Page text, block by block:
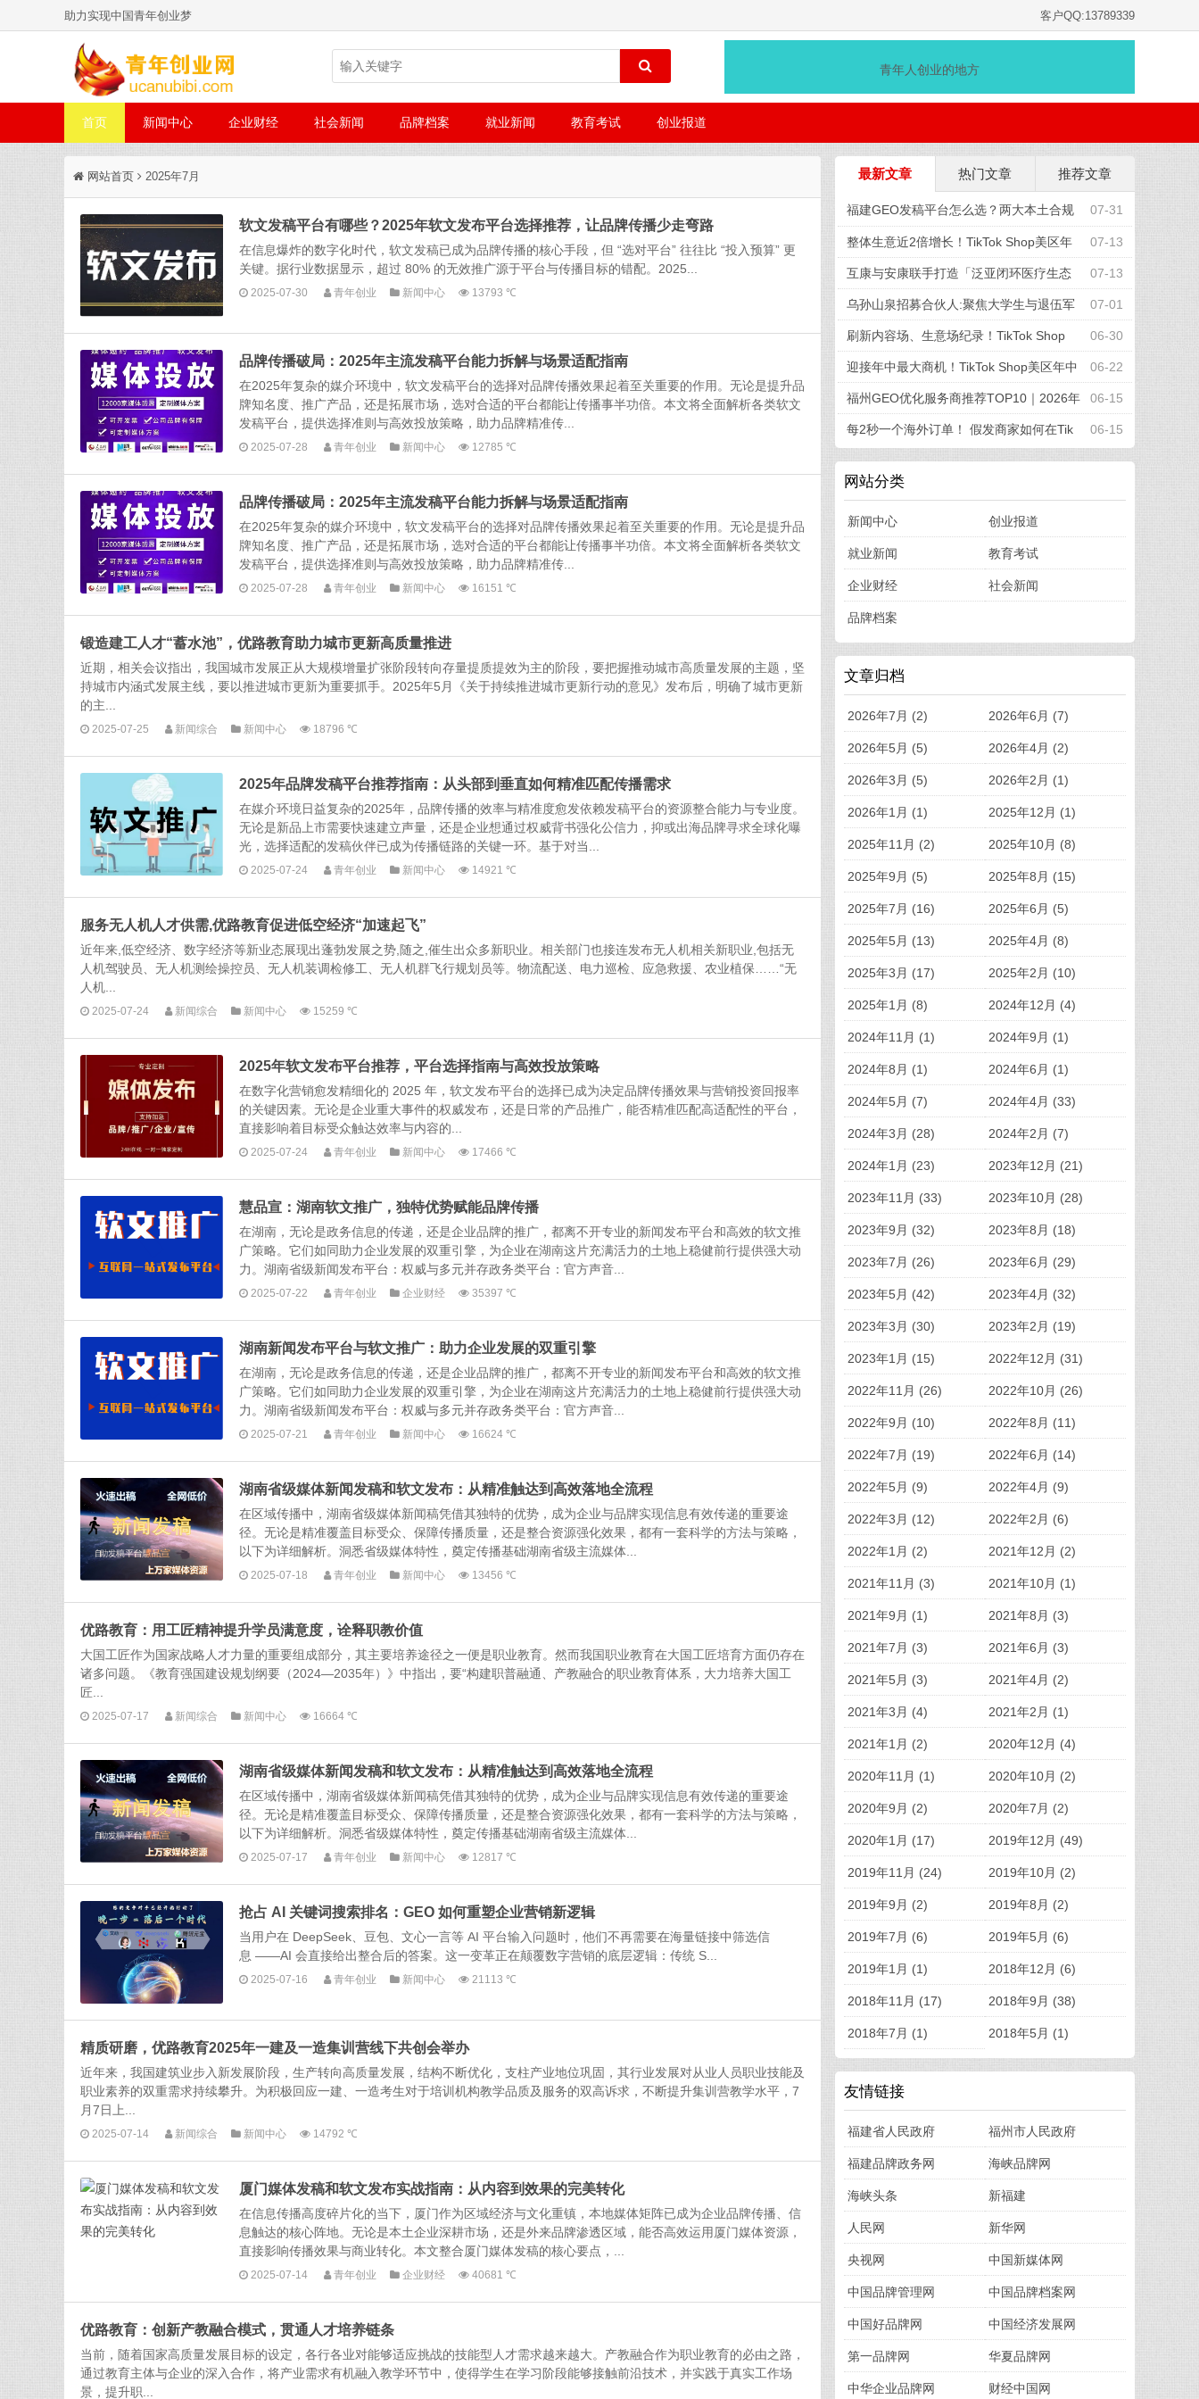
助力实现中国青年创业梦 客户QQ:13789339
青年人创业的地方
首页 新闻中心 企业财经 社会新闻 品牌档案 就业新闻 教育考试 创业报道
网站首页 2025年7月
软文发稿平台有哪些？2025年软文发布平台选择推荐，让品牌传播少走弯路
在信息爆炸的数字化时代，软文发稿已成为品牌传播的核心手段，但 “选对平台” 往往比 “投入预算” 更
关键。据行业数据显示，超过 80% 的无效推广源于平台与传播目标的错配。2025...
2025-07-30 青年创业 新闻中心 13793 ℃
品牌传播破局：2025年主流发稿平台能力拆解与场景适配指南
在2025年复杂的媒介环境中，软文发稿平台的选择对品牌传播效果起着至关重要的作用。无论是提升品
牌知名度、推广产品，还是拓展市场，选对合适的平台都能让传播事半功倍。本文将全面解析各类软文
发稿平台，提供选择准则与高效投放策略，助力品牌精准传...
2025-07-28 青年创业 新闻中心 12785 ℃
品牌传播破局：2025年主流发稿平台能力拆解与场景适配指南
在2025年复杂的媒介环境中，软文发稿平台的选择对品牌传播效果起着至关重要的作用。无论是提升品
牌知名度、推广产品，还是拓展市场，选对合适的平台都能让传播事半功倍。本文将全面解析各类软文
发稿平台，提供选择准则与高效投放策略，助力品牌精准传...
2025-07-28 青年创业 新闻中心 16151 ℃
锻造建工人才“蓄水池”，优路教育助力城市更新高质量推进
近期，相关会议指出，我国城市发展正从大规模增量扩张阶段转向存量提质提效为主的阶段，要把握推动城市高质量发展的主题，坚
持城市内涵式发展主线，要以推进城市更新为重要抓手。2025年5月《关于持续推进城市更新行动的意见》发布后，明确了城市更新
的主...
2025-07-25 新闻综合 新闻中心 18796 ℃
2025年品牌发稿平台推荐指南：从头部到垂直如何精准匹配传播需求
在媒介环境日益复杂的2025年，品牌传播的效率与精准度愈发依赖发稿平台的资源整合能力与专业度。
无论是新品上市需要快速建立声量，还是企业想通过权威背书强化公信力，抑或出海品牌寻求全球化曝
光，选择适配的发稿伙伴已成为传播链路的关键一环。基于对当...
2025-07-24 青年创业 新闻中心 14921 ℃
服务无人机人才供需,优路教育促进低空经济“加速起飞”
近年来,低空经济、数字经济等新业态展现出蓬勃发展之势,随之,催生出众多新职业。相关部门也接连发布无人机相关新职业,包括无
人机驾驶员、无人机测绘操控员、无人机装调检修工、无人机群飞行规划员等。物流配送、电力巡检、应急救援、农业植保……“无
人机...
2025-07-24 新闻综合 新闻中心 15259 ℃
2025年软文发布平台推荐，平台选择指南与高效投放策略
在数字化营销愈发精细化的 2025 年，软文发布平台的选择已成为决定品牌传播效果与营销投资回报率
的关键因素。无论是企业重大事件的权威发布，还是日常的产品推广，能否精准匹配高适配性的平台，
直接影响着目标受众触达效率与内容的...
2025-07-24 青年创业 新闻中心 17466 ℃
慧品宣：湖南软文推广，独特优势赋能品牌传播
在湖南，无论是政务信息的传递，还是企业品牌的推广，都离不开专业的新闻发布平台和高效的软文推
广策略。它们如同助力企业发展的双重引擎，为企业在湖南这片充满活力的土地上稳健前行提供强大动
力。湖南省级新闻发布平台：权威与多元并存政务类平台：官方声音...
2025-07-22 青年创业 企业财经 35397 ℃
湖南新闻发布平台与软文推广：助力企业发展的双重引擎
在湖南，无论是政务信息的传递，还是企业品牌的推广，都离不开专业的新闻发布平台和高效的软文推
广策略。它们如同助力企业发展的双重引擎，为企业在湖南这片充满活力的土地上稳健前行提供强大动
力。湖南省级新闻发布平台：权威与多元并存政务类平台：官方声音...
2025-07-21 青年创业 新闻中心 16624 ℃
湖南省级媒体新闻发稿和软文发布：从精准触达到高效落地全流程
在区域传播中，湖南省级媒体新闻稿凭借其独特的优势，成为企业与品牌实现信息有效传递的重要途
径。无论是精准覆盖目标受众、保障传播质量，还是整合资源强化效果，都有一套科学的方法与策略，
以下为详细解析。洞悉省级媒体特性，奠定传播基础湖南省级主流媒体...
2025-07-18 青年创业 新闻中心 13456 ℃
优路教育：用工匠精神提升学员满意度，诠释职教价值
大国工匠作为国家战略人才力量的重要组成部分，其主要培养途径之一便是职业教育。然而我国职业教育在大国工匠培育方面仍存在
诸多问题。《教育强国建设规划纲要（2024—2035年）》中指出，要“构建职普融通、产教融合的职业教育体系，大力培养大国工
匠...
2025-07-17 新闻综合 新闻中心 16664 ℃
湖南省级媒体新闻发稿和软文发布：从精准触达到高效落地全流程
在区域传播中，湖南省级媒体新闻稿凭借其独特的优势，成为企业与品牌实现信息有效传递的重要途
径。无论是精准覆盖目标受众、保障传播质量，还是整合资源强化效果，都有一套科学的方法与策略，
以下为详细解析。洞悉省级媒体特性，奠定传播基础湖南省级主流媒体...
2025-07-17 青年创业 新闻中心 12817 ℃
抢占 AI 关键词搜索排名：GEO 如何重塑企业营销新逻辑
当用户在 DeepSeek、豆包、文心一言等 AI 平台输入问题时，他们不再需要在海量链接中筛选信
息 ——AI 会直接给出整合后的答案。这一变革正在颠覆数字营销的底层逻辑：传统 S...
2025-07-16 青年创业 新闻中心 21113 ℃
精质研磨，优路教育2025年一建及一造集训营线下共创会举办
近年来，我国建筑业步入新发展阶段，生产转向高质量发展，结构不断优化，支柱产业地位巩固，其行业发展对从业人员职业技能及
职业素养的双重需求持续攀升。为积极回应一建、一造考生对于培训机构教学品质及服务的双高诉求，不断提升集训营教学水平，7
月7日上...
2025-07-14 新闻综合 新闻中心 14792 ℃
厦门媒体发稿和软文发布实战指南：从内容到效果的完美转化
在信息传播高度碎片化的当下，厦门作为区域经济与文化重镇，本地媒体矩阵已成为企业品牌传播、信
息触达的核心阵地。无论是本土企业深耕市场，还是外来品牌渗透区域，能否高效运用厦门媒体资源，
直接影响传播效果与商业转化。本文整合厦门媒体发稿的核心要点，...
2025-07-14 青年创业 企业财经 40681 ℃
优路教育：创新产教融合模式，贯通人才培养链条
当前，随着国家高质量发展目标的设定，各行各业对能够适应挑战的技能型人才需求越来越大。产教融合作为职业教育的必由之路，
通过教育主体与企业的深入合作，将产业需求有机融入教学环节中，使得学生在学习阶段能够接触前沿技术，并实践于真实工作场
景，提升职...
最新文章 热门文章 推荐文章
07-31
福建GEO发稿平台怎么选？两大本土合规
推广平台实测推荐 07-13
整体生意近2倍增长！TikTok Shop美区年
中促收官，兴趣电商红利加速释放 07-13
互康与安康联手打造「泛亚闭环医疗生态
圈」 07-01
乌孙山泉招募合伙人:聚焦大学生与退伍军
人,共享天山弱碱富锶水 06-30
刷新内容场、生意场纪录！TikTok Shop
美区年中促首周战绩创新高 06-22
迎接年中最大商机！TikTok Shop美区年中
促重磅“开赛” 06-15
福州GEO优化服务商推荐TOP10｜2026年
福州企业AI全域推广选型指南 06-15
每2秒一个海外订单！ 假发商家如何在Tik
Tok Shop引爆品牌新增长
网站分类
新闻中心 创业报道
就业新闻 教育考试
企业财经 社会新闻
品牌档案
文章归档
2026年7月 (2) 2026年6月 (7)
2026年5月 (5) 2026年4月 (2)
2026年3月 (5) 2026年2月 (1)
2026年1月 (1) 2025年12月 (1)
2025年11月 (2) 2025年10月 (8)
2025年9月 (5) 2025年8月 (15)
2025年7月 (16) 2025年6月 (5)
2025年5月 (13) 2025年4月 (8)
2025年3月 (17) 2025年2月 (10)
2025年1月 (8) 2024年12月 (4)
2024年11月 (1) 2024年9月 (1)
2024年8月 (1) 2024年6月 (1)
2024年5月 (7) 2024年4月 (33)
2024年3月 (28) 2024年2月 (7)
2024年1月 (23) 2023年12月 (21)
2023年11月 (33) 2023年10月 (28)
2023年9月 (32) 2023年8月 (18)
2023年7月 (26) 2023年6月 (29)
2023年5月 (42) 2023年4月 (32)
2023年3月 (30) 2023年2月 (19)
2023年1月 (15) 2022年12月 (31)
2022年11月 (26) 2022年10月 (26)
2022年9月 (10) 2022年8月 (11)
2022年7月 (19) 2022年6月 (14)
2022年5月 (9) 2022年4月 (9)
2022年3月 (12) 2022年2月 (6)
2022年1月 (2) 2021年12月 (2)
2021年11月 (3) 2021年10月 (1)
2021年9月 (1) 2021年8月 (3)
2021年7月 (3) 2021年6月 (3)
2021年5月 (3) 2021年4月 (2)
2021年3月 (4) 2021年2月 (1)
2021年1月 (2) 2020年12月 (4)
2020年11月 (1) 2020年10月 (2)
2020年9月 (2) 2020年7月 (2)
2020年1月 (17) 2019年12月 (49)
2019年11月 (24) 2019年10月 (2)
2019年9月 (2) 2019年8月 (2)
2019年7月 (6) 2019年5月 (6)
2019年1月 (1) 2018年12月 (6)
2018年11月 (17) 2018年9月 (38)
2018年7月 (1) 2018年5月 (1)
友情链接
福建省人民政府 福州市人民政府
福建品牌政务网 海峡品牌网
海峡头条 新福建
人民网 新华网
央视网 中国新媒体网
中国品牌管理网 中国品牌档案网
中国好品牌网 中国经济发展网
第一品牌网 华夏品牌网
中华企业品牌网 财经中国网